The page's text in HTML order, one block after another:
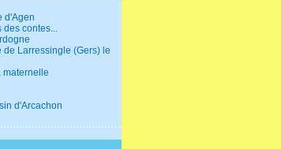
d'Agen
des contes...
de Larressingle (Gers) le
maternelle
d'Arcachon